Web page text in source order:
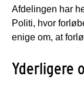
Afdelingen har
Politi, hvor
enige om, at
Yderligere